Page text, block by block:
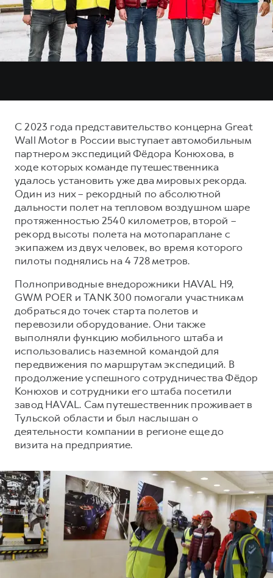
DARGO
от 3 199 000 ₽
DARGO X
от 3 499 000 ₽
от 2 899 000 ₽
F7X
от 3 599 000 ₽
POER
от 3 449 000 ₽
Тест-драйв
Трейд-ин
Кредитный калькулятор
Кредит
КОРПОРАТИВНЫМ КЛИЕНТАМ
Для малого бизнеса
Корпоративным клиентам
Крупным корпоративным клиентам
Система управления автопарком
HAVAL Лизинг
АКСЕССУАРЫ HAVAL
Автомобильные аксессуары
Коллекция CITY
Коллекция Базовая
Коллекция Детская
СЕРВИСНОЕ ОБСЛУЖИВАНИЕ
Нулевое ТО
Программа «Помощь на дороге»
Электронный ПТС
ПОДДЕРЖКА
GWM Безопасность
Гарантия HAVAL
Мобильное приложение GWM
Программа «HAVAL Защита+»
Руководства по эксплуатации
Подписки
АКСЕССУАРЫ HAVAL
Автомобильные аксессуары
Коллекция CITY
Коллекция Базовая
Коллекция Детская
О дилере
Наша команда
Контакты
С 2023 года представительство концерна Great
Wall Motor в России выступает автомобильным
партнером экспедиций Фёдора Конюхова, в
ходе которых команде путешественника
удалось установить уже два мировых рекорда.
Один из них – рекордный по абсолютной
дальности полет на тепловом воздушном шаре
протяженностью 2540 километров, второй –
рекорд высоты полета на мотопараплане с
экипажем из двух человек, во время которого
пилоты поднялись на 4 728 метров.
Полноприводные внедорожники HAVAL H9,
GWM POER и TANK 300 помогали участникам
добраться до точек старта полетов и
перевозили оборудование. Они также
выполняли функцию мобильного штаба и
использовались наземной командой для
передвижения по маршрутам экспедиций. В
продолжение успешного сотрудничества Фёдор
Конюхов и сотрудники его штаба посетили
завод HAVAL. Сам путешественник проживает в
Тульской области и был наслышан о
деятельности компании в регионе еще до
визита на предприятие.